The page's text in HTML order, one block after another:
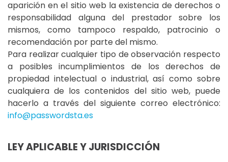
aparición en el sitio web la existencia de derechos o
responsabilidad alguna del prestador sobre los
mismos, como tampoco respaldo, patrocinio o
recomendación por parte del mismo.
Para realizar cualquier tipo de observación respecto
a posibles incumplimientos de los derechos de
propiedad intelectual o industrial, así como sobre
cualquiera de los contenidos del sitio web, puede
hacerlo a través del siguiente correo electrónico:
info@passwordsta.es
LEY APLICABLE Y JURISDICCIÓN